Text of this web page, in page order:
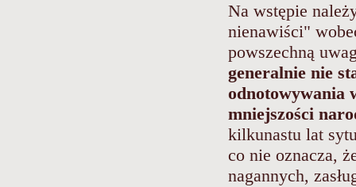
Na wstępie
nienawiści"
powszechną
generalnie nie
odnotowywania
mniejszości
kilkunastu lat
co nie oznacza,
nagannych,